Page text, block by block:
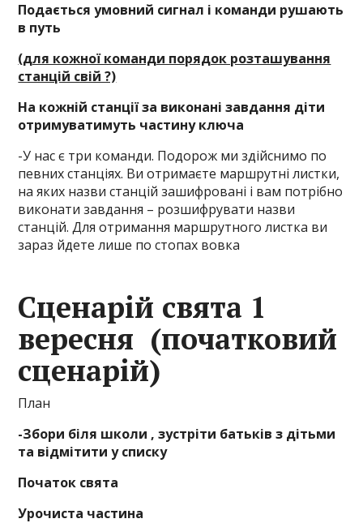
Подається умовний сигнал і команди рушають
в путь
(для кожної команди порядок розташування
станцій свій ?)
На кожній станціїза виконані завдання діти
отримуватимуть частину ключа
-У нас є три команди. Подорож ми здійснимо по
певних станціях. Ви отримаєте маршрутні листки,
на яких назви станцій зашифровані і вам потрібно
виконати завдання – розшифрувати назви
станцій. Для отримання маршрутного листка ви
зараз йдете лише по стопах вовка
Сценарій свята 1
вересня (початковий
сценарій)
План
-Збори біля школи , зустріти батьків з дітьми
та відмітити у списку
Початок свята
Урочиста частина